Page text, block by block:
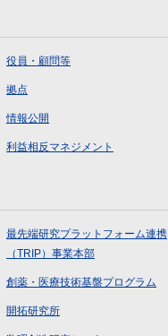
役員・顧問等
拠点
情報公開
利益相反マネジメント
最先端研究プラットフォーム連携
（TRIP）事業本部
創薬・医療技術基盤プログラム
開拓研究所